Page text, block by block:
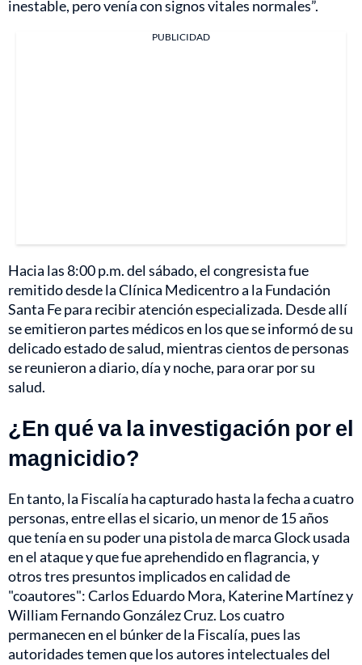
inestable, pero venía con signos vitales normales”.
PUBLICIDAD
Hacia las 8:00 p.m. del sábado, el congresista fue
remitido desde la Clínica Medicentro a la Fundación
Santa Fe para recibir atención especializada. Desde allí
se emitieron partes médicos en los que se informó de su
delicado estado de salud, mientras cientos de personas
se reunieron a diario, día y noche, para orar por su
salud.
¿En qué va la investigación por el
magnicidio?
En tanto, la Fiscalía ha capturado hasta la fecha a cuatro
personas, entre ellas el sicario, un menor de 15 años
que tenía en su poder una pistola de marca Glock usada
en el ataque y que fue aprehendido en flagrancia, y
otros tres presuntos implicados en calidad de
"coautores": Carlos Eduardo Mora, Katerine Martínez y
William Fernando González Cruz. Los cuatro
permanecen en el búnker de la Fiscalía, pues las
autoridades temen que los autores intelectuales del